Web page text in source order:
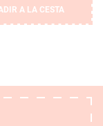
A LA CESTA